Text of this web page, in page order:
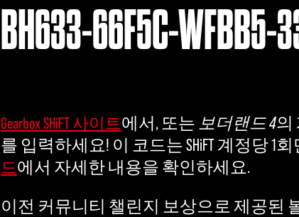
BH633-66F5C-WFBB5-
Gearbox SHiFT 사이트에서, 또는 보더랜드 4의
를 입력하세요! 이 코드는 SHiFT 계정당 1
드에서 자세한 내용을 확인하세요.
이전 커뮤니티 챌린지 보상으로 제공된